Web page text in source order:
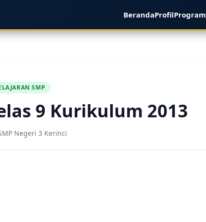
BerandaProfilProgram
SMP
9 Kurikulum 2013
Negeri 3 Kerinci